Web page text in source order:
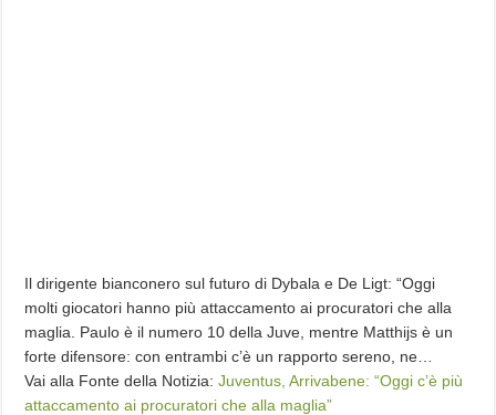
Il dirigente bianconero sul futuro di Dybala e De Ligt: “Oggi
molti giocatori hanno più attaccamento ai procuratori che alla
maglia. Paulo è il numero 10 della Juve, mentre Matthijs è un
forte difensore: con entrambi c’è un rapporto sereno, ne…
Vai alla Fonte della Notizia:Juventus, Arrivabene: “Oggi c’è più
attaccamento ai procuratori che alla maglia”